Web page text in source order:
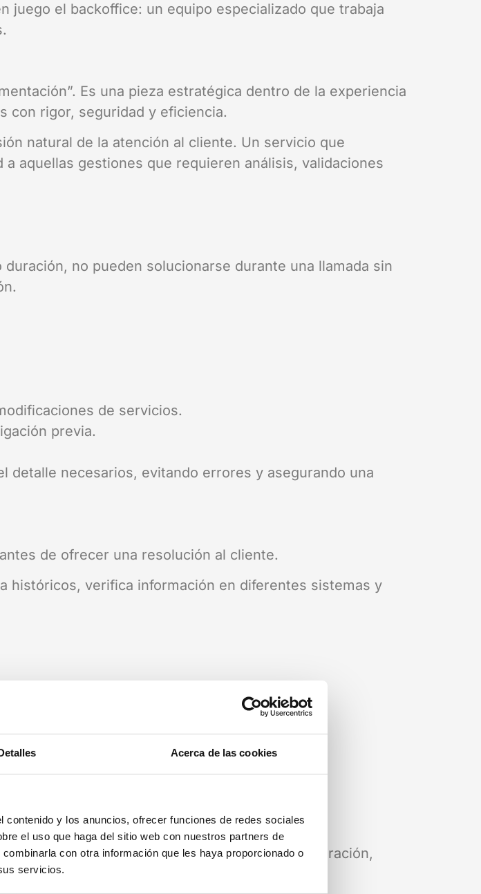
Acerca de las cookies
y los anuncios, ofrecer funciones de redes sociales
el uso que haga del sitio web con nuestros partners de
con otra información que les haya proporcionado o
servicios.
juego el backoffice: un equipo especializado que trabaja
Es una pieza estratégica dentro de la experiencia
con rigor, seguridad y eficiencia.
natural de la atención al cliente. Un servicio que
aquellas gestiones que requieren análisis, validaciones
no pueden solucionarse durante una llamada sin
de servicios.
previa.
detalle necesarios, evitando errores y asegurando una
de ofrecer una resolución al cliente.
históricos, verifica información en diferentes sistemas y
o reputacionales.
bien.
de diferentes departamentos: técnico, facturación,